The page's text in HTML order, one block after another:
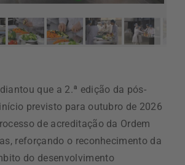
que a 2.ª edição da pós-
previsto para outubro de 2026
de acreditação da Ordem
reforçando o reconhecimento da
do desenvolvimento